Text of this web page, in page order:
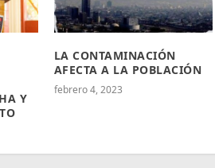
Y
LA CONTAMINACIÓN
AFECTA A LA POBLACIÓN
febrero 4, 2023